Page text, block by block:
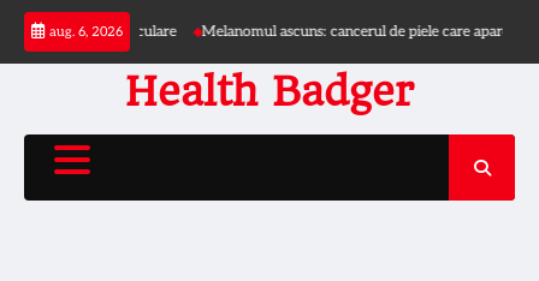
Skip
content
aug. 6, 2026
caniculare Melanomul ascuns: cancerul de piele care apare și în zone
Health Badger